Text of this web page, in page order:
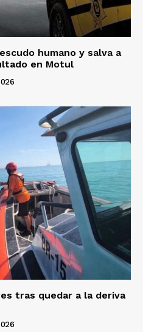
humano y salva a
en Motul
tras quedar a la deriva